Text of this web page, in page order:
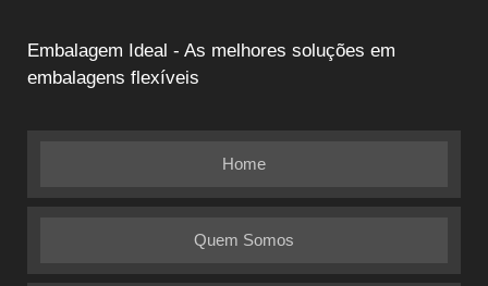
Embalagem Ideal - As melhores soluções em
embalagens flexíveis
Home
Quem Somos